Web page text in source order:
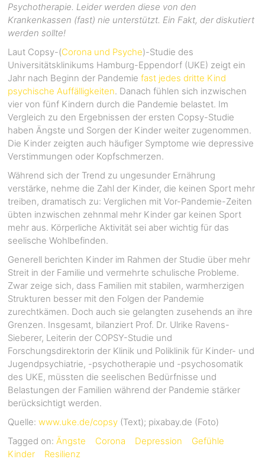
Psychotherapie. Leider werden diese von den
Krankenkassen (fast) nie unterstützt. Ein Fakt, der diskutiert
werden sollte!
Laut Copsy-(Corona und Psyche)-Studie des
Universitätsklinikums Hamburg-Eppendorf (UKE) zeigt ein
Jahr nach Beginn der Pandemiefast jedes dritte Kind
psychische Auffälligkeiten. Danach fühlen sich inzwischen
vier von fünf Kindern durch die Pandemie belastet. Im
Vergleich zu den Ergebnissen der ersten Copsy-Studie
haben Ängste und Sorgen der Kinder weiter zugenommen.
Die Kinder zeigten auch häufiger Symptome wie depressive
Verstimmungen oder Kopfschmerzen.
Während sich der Trend zu ungesunder Ernährung
verstärke, nehme die Zahl der Kinder, die keinen Sport mehr
treiben, dramatisch zu: Verglichen mit Vor-Pandemie-Zeiten
übten inzwischen zehnmal mehr Kinder gar keinen Sport
mehr aus. Körperliche Aktivität sei aber wichtig für das
seelische Wohlbefinden.
Generell berichten Kinder im Rahmen der Studie über mehr
Streit in der Familie und vermehrte schulische Probleme.
Zwar zeige sich, dass Familien mit stabilen, warmherzigen
Strukturen besser mit den Folgen der Pandemie
zurechtkämen. Doch auch sie gelangten zusehends an ihre
Grenzen. Insgesamt, bilanziert Prof. Dr. Ulrike Ravens-
Sieberer, Leiterin der COPSY-Studie und
Forschungsdirektorin der Klinik und Poliklinik für Kinder- und
Jugendpsychiatrie, -psychotherapie und -psychosomatik
des UKE, müssten die seelischen Bedürfnisse und
Belastungen der Familien während der Pandemie stärker
berücksichtigt werden.
Quelle:www.uke.de/copsy (Text); pixabay.de (Foto)
Tagged on:Ängste Corona Depression
Gefühle
Kinder
Resilienz